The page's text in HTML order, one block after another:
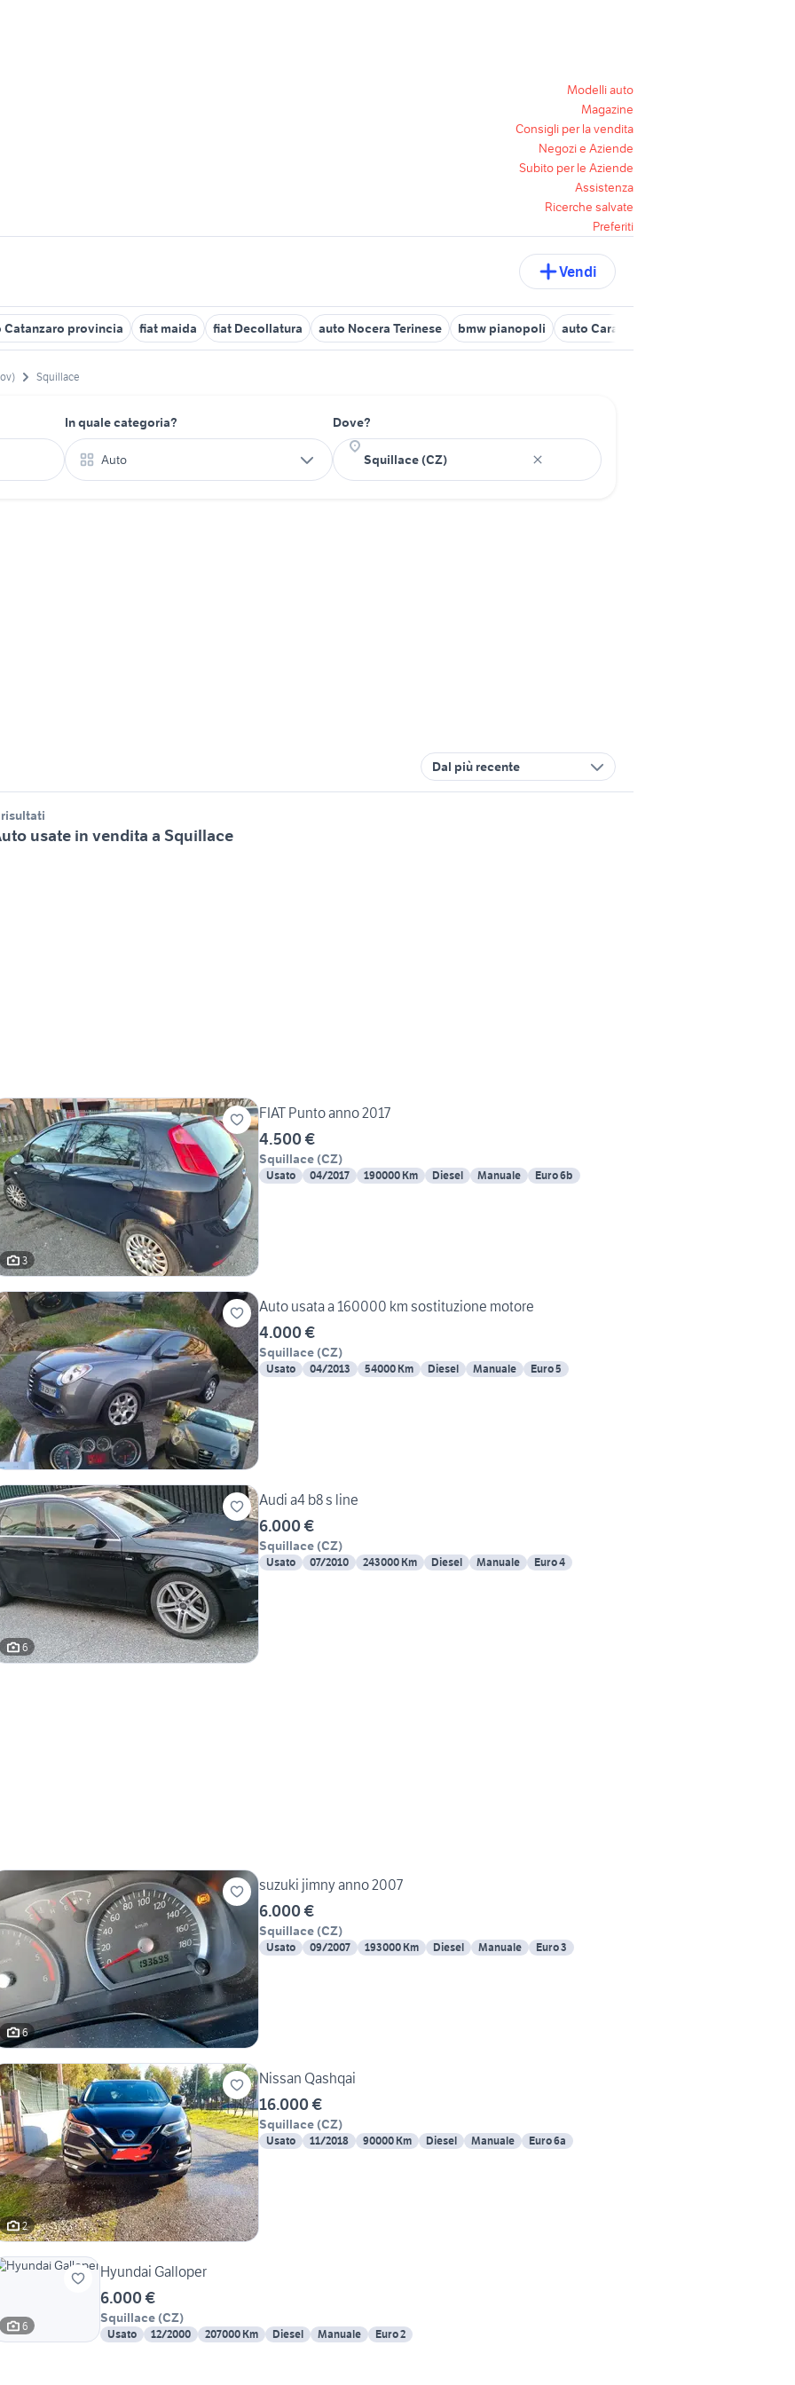
Modelli auto
Magazine
Consigli per la vendita
Negozi e Aziende
Subito per le Aziende
Assistenza
Ricerche salvate
Preferiti
Vendi
provincia fiat maida fiat Decollatura auto Nocera Terinese bmw pianopoli auto Caraffa di Catanzaro
Squillace
In quale categoria?
Auto
Dove?
Dal più recente
usate in vendita a Squillace
3
FIAT Punto anno 2017
4.500 €
Squillace (CZ)
Usato 04/2017 190000 Km Diesel Manuale Euro 6b
Auto usata a 160000 km sostituzione motore
4.000 €
Squillace (CZ)
Usato 04/2013 54000 Km Diesel Manuale Euro 5
6
Audi a4 b8 s line
6.000 €
Squillace (CZ)
Usato 07/2010 243000 Km Diesel Manuale Euro 4
6
suzuki jimny anno 2007
6.000 €
Squillace (CZ)
Usato 09/2007 193000 Km Diesel Manuale Euro 3
2
Nissan Qashqai
16.000 €
Squillace (CZ)
Usato 11/2018 90000 Km Diesel Manuale Euro 6a
6
Hyundai Galloper
6.000 €
Squillace (CZ)
Usato 12/2000 207000 Km Diesel Manuale Euro 2